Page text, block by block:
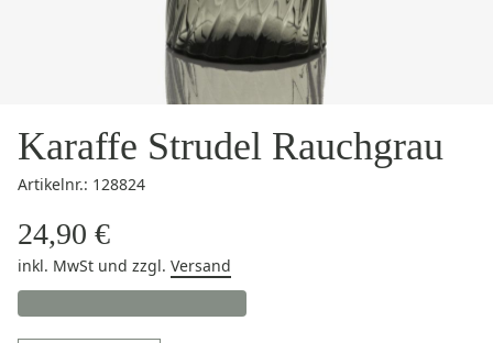
Karaffe Strudel Rauchgrau
Artikelnr.: 128824
24,90 €
inkl. MwSt und zzgl. Versand